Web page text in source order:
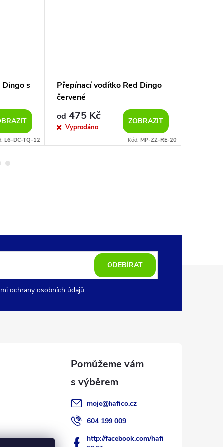
Dingo s
L6-DC-TQ-12
Přepínací vodítko Red Dingo
červené
od 475 Kč
Vyprodáno
ZOBRAZIT
Kód: MP-ZZ-RE-20
ochrany osobních údajů
ODEBÍRAT
moje@hafico.cz
604 199 009
http://facebook.com/hafi